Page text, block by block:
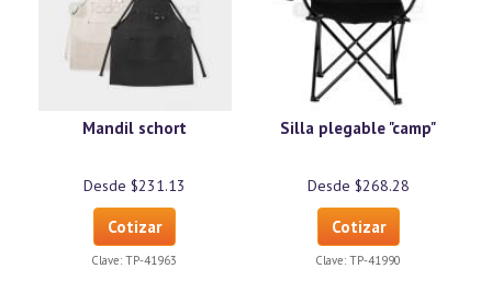
Mandil schort
Desde $231.13
Cotizar
Clave: TP-41963
Silla plegable "camp"
Desde $268.28
Cotizar
Clave: TP-41990